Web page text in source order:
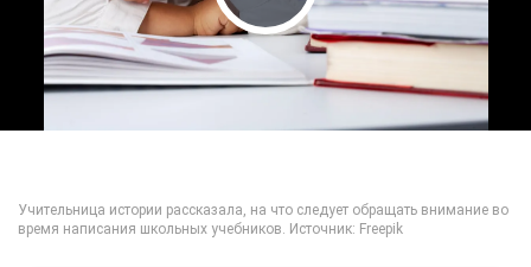
Play Video